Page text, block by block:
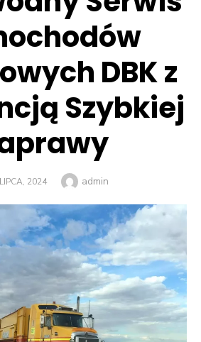
DBK z
Szybkiej
2024 Author
admin